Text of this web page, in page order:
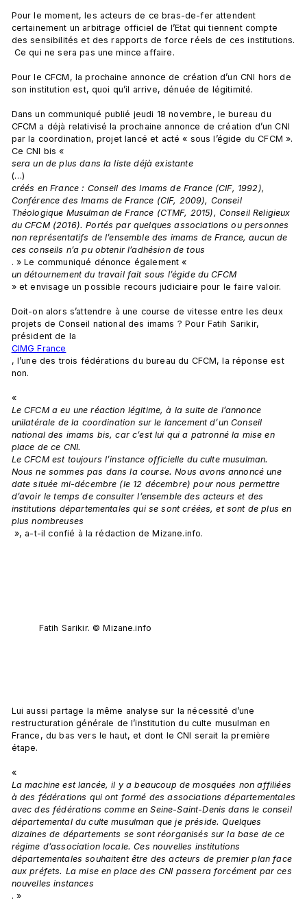
Pour le moment, les acteurs de ce bras-de-fer attendent
certainement un arbitrage officiel de l’Etat qui tiennent compte
des sensibilités et des rapports de force réels de ces institutions.
Ce qui ne sera pas une mince affaire.
Pour le CFCM, la prochaine annonce de création d’un CNI hors de
son institution est, quoi qu’il arrive, dénuée de légitimité.
Dans un communiqué publié jeudi 18 novembre, le bureau du
CFCM a déjà relativisé la prochaine annonce de création d’un CNI
par la coordination, projet lancé et acté « sous l’égide du CFCM ».
Ce CNI bis «
sera un de plus dans la liste déjà existante
(…)
créés en France : Conseil des Imams de France (CIF, 1992),
Conférence des Imams de France (CIF, 2009), Conseil
Théologique Musulman de France (CTMF, 2015), Conseil Religieux
du CFCM (2016). Portés par quelques associations ou personnes
non représentatifs de l’ensemble des imams de France, aucun de
ces conseils n’a pu obtenir l’adhésion de tous
. » Le communiqué dénonce également «
un détournement du travail fait sous l’égide du CFCM
» et envisage un possible recours judiciaire pour le faire valoir.
Doit-on alors s’attendre à une course de vitesse entre les deux
projets de Conseil national des imams ? Pour Fatih Sarikir,
président de la
CIMG France
, l’une des trois fédérations du bureau du CFCM, la réponse est
non.
«
Le CFCM a eu une réaction légitime, à la suite de l’annonce
unilatérale de la coordination sur le lancement d’un Conseil
national des imams bis, car c’est lui qui a patronné la mise en
place de ce CNI.
Le CFCM est toujours l’instance officielle du culte musulman.
Nous ne sommes pas dans la course. Nous avons annoncé une
date située mi-décembre (le 12 décembre) pour nous permettre
d’avoir le temps de consulter l’ensemble des acteurs et des
institutions départementales qui se sont créées, et sont de plus en
plus nombreuses
Fatih Sarikir. © Mizane.info
Lui aussi partage la même analyse sur la nécessité d’une
restructuration générale de l’institution du culte musulman en
France, du bas vers le haut, et dont le CNI serait la première
étape.
«
La machine est lancée, il y a beaucoup de mosquées non affiliées
à des fédérations qui ont formé des associations départementales
avec des fédérations comme en Seine-Saint-Denis dans le conseil
départemental du culte musulman que je préside. Quelques
dizaines de départements se sont réorganisés sur la base de ce
régime d’association locale. Ces nouvelles institutions
départementales souhaitent être des acteurs de premier plan face
aux préfets. La mise en place des CNI passera forcément par ces
nouvelles instances